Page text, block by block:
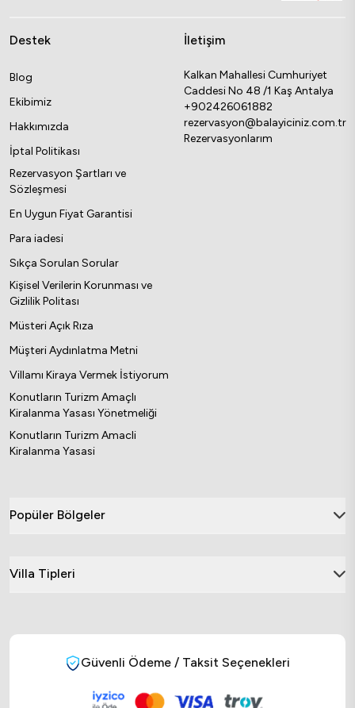
Destek
Blog
Ekibimiz
Hakkımızda
İptal Politikası
Rezervasyon Şartları ve
Sözleşmesi
En Uygun Fiyat Garantisi
Para iadesi
Sıkça Sorulan Sorular
Kişisel Verilerin Korunması ve
Gizlilik Politası
Müsteri Açık Rıza
Müşteri Aydınlatma Metni
Villamı Kiraya Vermek İstiyorum
Konutların Turizm Amaçlı
Kiralanma Yasası Yönetmeliği
Konutların Turizm Amacli
Kiralanma Yasasi
İletişim
Kalkan Mahallesi Cumhuriyet
Caddesi No 48 /1 Kaş Antalya
+902426061882
rezervasyon@balayiciniz.com.tr
Rezervasyonlarım
Popüler Bölgeler
Villa Tipleri
Güvenli Ödeme / Taksit Seçenekleri